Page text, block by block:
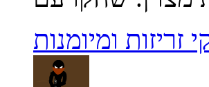
זריזות ומיומנות